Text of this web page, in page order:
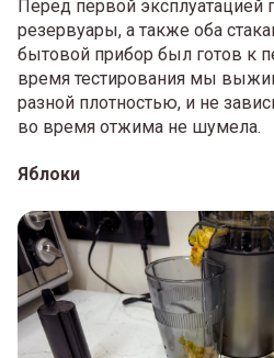
Перед первой
резервуары, а также оба
бытовой прибор был готов к
время тестирования мы
разной плотностью, и не
во время отжима не шумела.
Яблоки